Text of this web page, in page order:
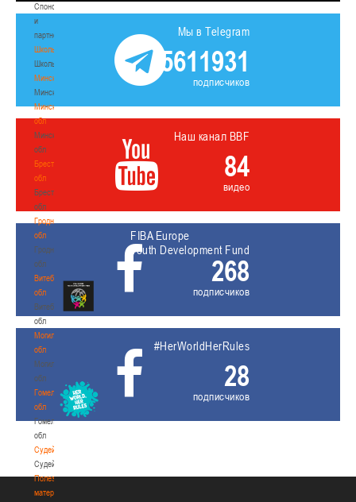
Спонсоры
и
партнеры
Школы
Школы
Минск
Минск
Минская
обл
Минская
обл
Брестская
обл
Брестская
обл
Гродненская
обл
Гродненская
обл
Витебская
обл
Витебская
обл
Могилевская
обл
Могилевская
обл
Гомельская
обл
Гомельская
обл
Судейство
Судейство
Полезные
материалы
Мы в Telegram
5611931
подписчиков
Наш канал BBF
84
видео
FIBA Europe
Youth Development Fund
268
подписчиков
#HerWorldHerRules
28
подписчиков